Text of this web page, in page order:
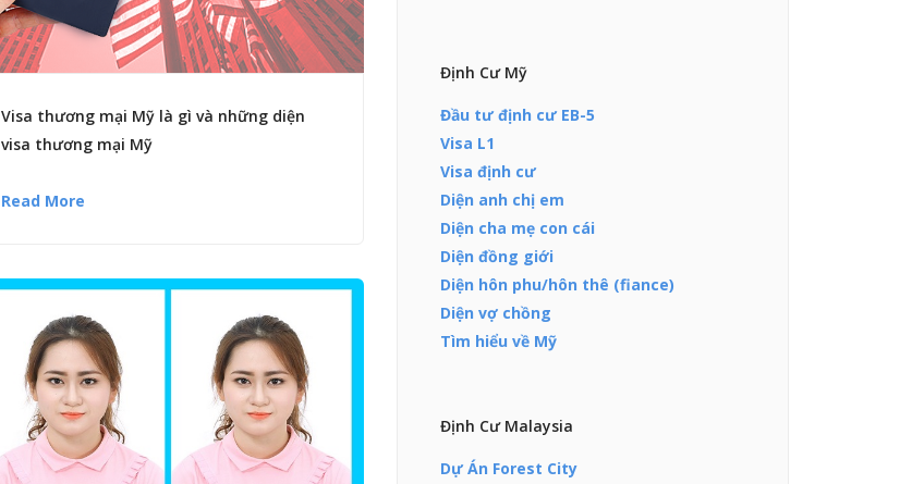
Visa thương mại Mỹ là gì và những diện
visa thương mại Mỹ
Read More
Định Cư Mỹ
Đầu tư định cư EB-5
Visa L1
Visa định cư
Diện anh chị em
Diện cha mẹ con cái
Diện đồng giới
Diện hôn phu/hôn thê (fiance)
Diện vợ chồng
Tìm hiểu về Mỹ
Định Cư Malaysia
Dự Án Forest City